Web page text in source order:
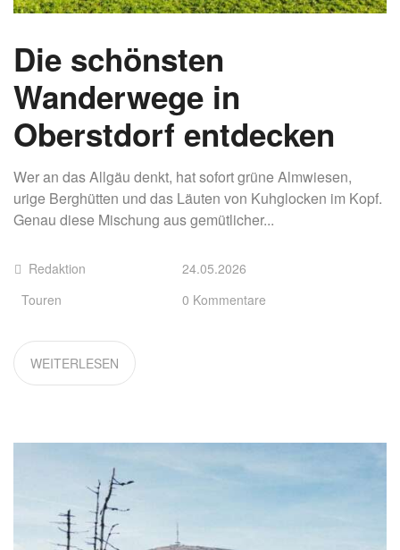
Die schönsten
Wanderwege in
Oberstdorf entdecken
Wer an das Allgäu denkt, hat sofort grüne Almwiesen,
urige Berghütten und das Läuten von Kuhglocken im Kopf.
Genau diese Mischung aus gemütlicher...
Redaktion
Touren
24.05.2026
0 Kommentare
WEITERLESEN